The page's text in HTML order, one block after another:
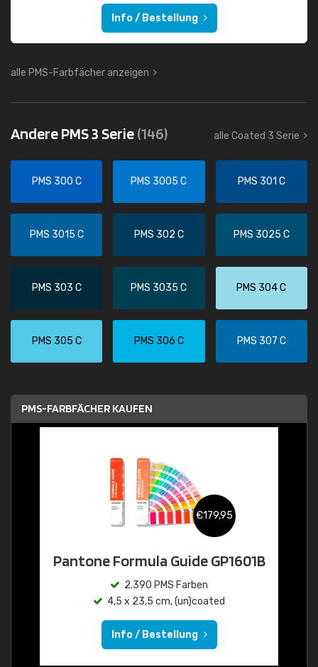
Info / Bestellung
alle PMS-Farbfächer anzeigen
Andere PMS 3 Serie(146) alle Coated 3 Serie
PMS 300 C PMS 3005 C PMS 301 C
PMS 3015 C PMS 302 C PMS 3025 C
PMS 303 C PMS 3035 C PMS 304 C
PMS 305 C PMS 306 C PMS 307 C
PMS-FARBFÄCHER KAUFEN
€179,95
Pantone Formula Guide GP1601B
2.390 PMS Farben
4,5 x 23,5 cm, (un)coated
Info / Bestellung